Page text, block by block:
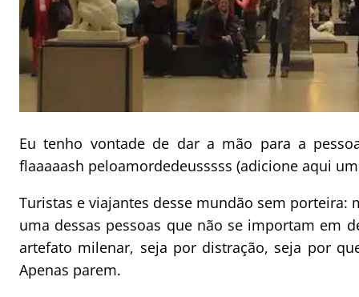
Eu tenho vontade de dar a mão para a
flaaaaash peloamordedeusssss (adicione aqui
Turistas e viajantes desse mundão sem porteira:
uma dessas pessoas que não se importam em
artefato milenar, seja por distração, seja por
Apenas parem.